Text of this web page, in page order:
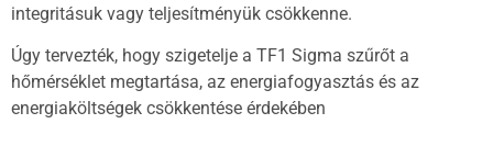
integritásuk vagy teljesítményük csökkenne.
Úgy tervezték, hogy szigetelje a TF1 Sigma szűrőt a
hőmérséklet megtartása, az energiafogyasztás és az
energiaköltségek csökkentése érdekében